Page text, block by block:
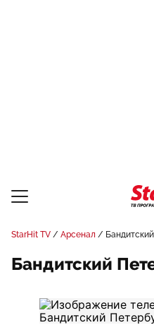
StarHit TV Арсенал
Бандитский